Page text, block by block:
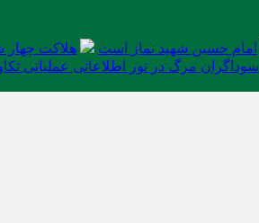
امام حسین شهید نماز است هلاکت چهار شرور
سوداگران مرگ در تور اطلاعاتی عملیاتی